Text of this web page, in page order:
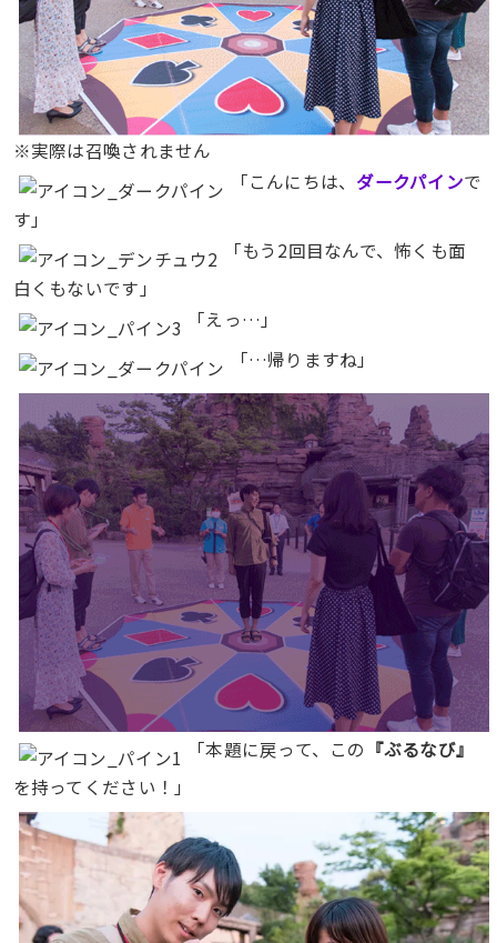
※実際は召喚されません
「こんにちは、 ダークパインで
す」
「もう2回目なんで、怖くも面
白くもないです」
「えっ…」
「…帰りますね」
「本題に戻って、この 『ぶるなび』
を持ってください！」